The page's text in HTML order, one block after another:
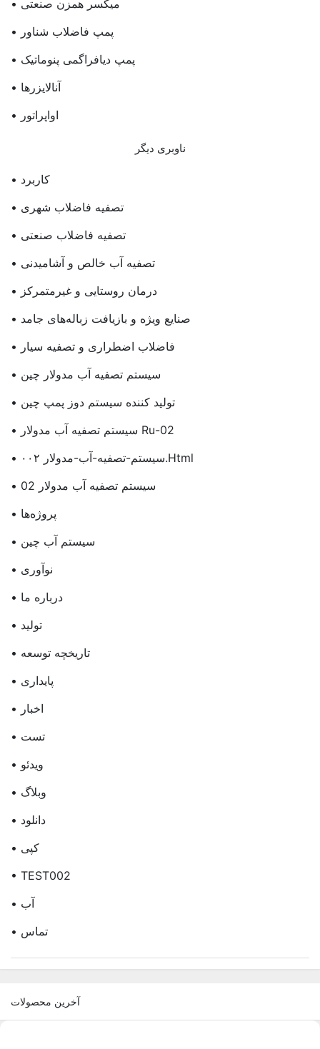
• میکسر همزن صنعتی
• پمپ فاضلاب شناور
• پمپ دیافراگمی پنوماتیک
• آنالایزرها
• اواپراتور
ناوبری دیگر
• کاربرد
• تصفیه فاضلاب شهری
• تصفیه فاضلاب صنعتی
• تصفیه آب خالص و آشامیدنی
• درمان روستایی و غیرمتمرکز
• صنایع ویژه و بازیافت زباله‌های جامد
• فاضلاب اضطراری و تصفیه سیار
• سیستم تصفیه آب مدولار چین
• تولید کننده سیستم دوز پمپ چین
• سیستم تصفیه آب مدولار Ru-02
• سیستم-تصفیه-آب-مدولار ۰۰۲.html
• سیستم تصفیه آب مدولار 02
• پروژه‌ها
• سیستم آب چین
• نوآوری
• درباره ما
• تولید
• تاریخچه توسعه
• پایداری
• اخبار
• تست
• ویدئو
• وبلاگ
• دانلود
• کپی
• TEST002
• آب
• تماس
آخرین محصولات